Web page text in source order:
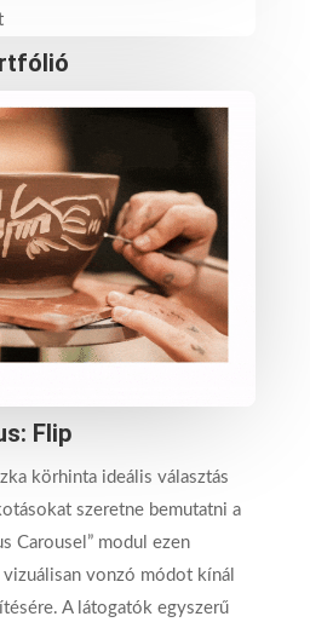
Flip
körhinta ideális választás
szeretne bemutatni a
Carousel” modul ezen
vonzó módot kínál
A látogatók egyszerű